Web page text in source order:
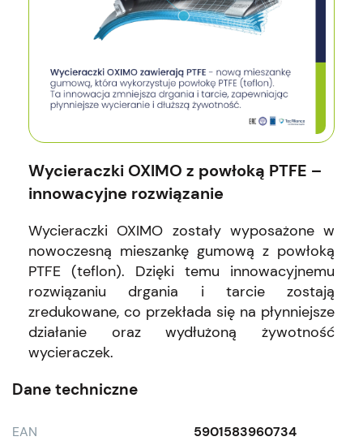
Wycieraczki OXIMO z powłoką PTFE –
innowacyjne rozwiązanie
Wycieraczki OXIMO zostały wyposażone w
nowoczesną mieszankę gumową z powłoką
PTFE (teflon). Dzięki temu innowacyjnemu
rozwiązaniu drgania i tarcie zostają
zredukowane, co przekłada się na płynniejsze
działanie oraz wydłużoną żywotność
wycieraczek.
Dane techniczne
EAN
5901583960734